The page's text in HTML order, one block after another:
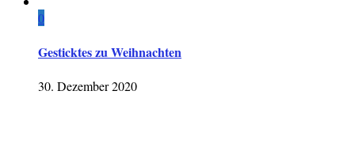
0
Gesticktes zu Weihnachten
30. Dezember 2020